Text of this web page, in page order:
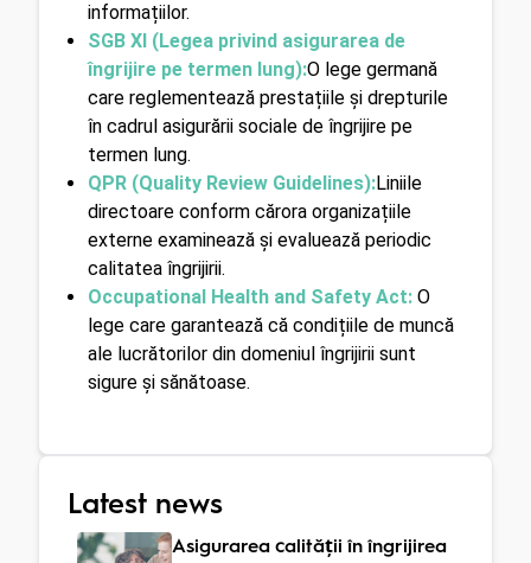
informațiilor.
SGB XI (Legea privind asigurarea de
îngrijire pe termen lung):O lege germană
care reglementează prestațiile și drepturile
în cadrul asigurării sociale de îngrijire pe
termen lung.
QPR (Quality Review Guidelines):Liniile
directoare conform cărora organizațiile
externe examinează și evaluează periodic
calitatea îngrijirii.
Occupational Health and Safety Act: O
lege care garantează că condițiile de muncă
ale lucrătorilor din domeniul îngrijirii sunt
sigure și sănătoase.
Latest news
Asigurarea calității în îngrijirea